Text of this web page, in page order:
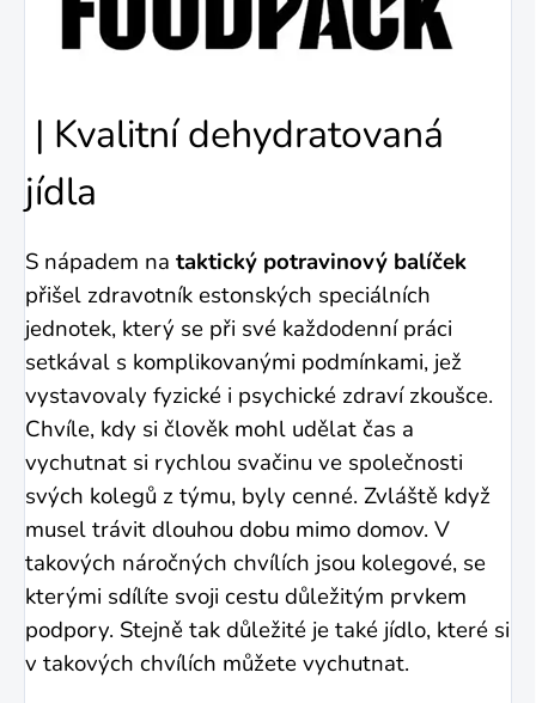
| Kvalitní dehydratovaná
jídla
S nápadem na taktický potravinový balíček
přišel zdravotník estonských speciálních
jednotek, který se při své každodenní práci
setkával s komplikovanými podmínkami, jež
vystavovaly fyzické i psychické zdraví zkoušce.
Chvíle, kdy si člověk mohl udělat čas a
vychutnat si rychlou svačinu ve společnosti
svých kolegů z týmu, byly cenné. Zvláště když
musel trávit dlouhou dobu mimo domov. V
takových náročných chvílích jsou kolegové, se
kterými sdílíte svoji cestu důležitým prvkem
podpory. Stejně tak důležité je také jídlo, které si
v takových chvílích můžete vychutnat.